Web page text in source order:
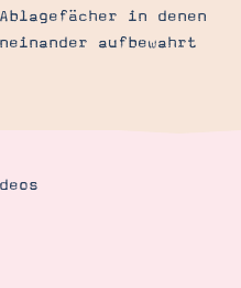
in denen
aufbewahrt